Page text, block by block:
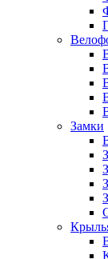
Замки